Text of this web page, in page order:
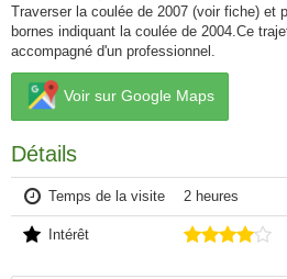
Traverser la coulée de 2007 (voir fiche) et
bornes indiquant la coulée de 2004.Ce
accompagné d'un professionnel.
Voir sur Google Maps
Détails
Temps de la visite 2 heures
Intérêt